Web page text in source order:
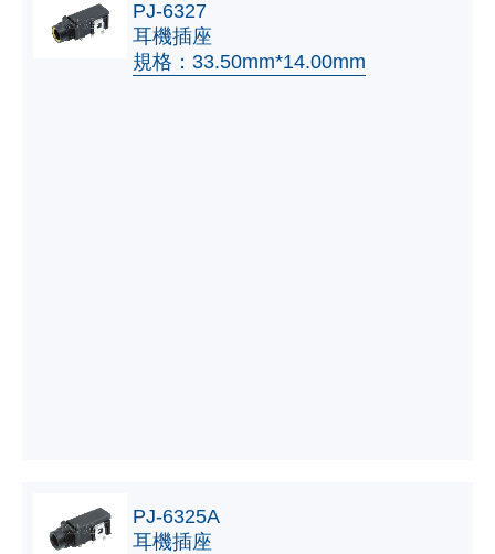
PJ-6327
耳機插座
規格：33.50mm*14.00mm
PJ-6325A
耳機插座